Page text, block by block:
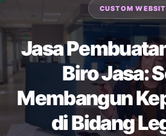
CUSTOM
Jasa
Biro Jasa:
Membangun
di Bidang